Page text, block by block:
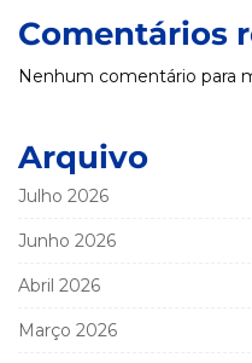
Comentários
Nenhum comentário para
Arquivo
Julho 2026
Junho 2026
Abril 2026
Março 2026